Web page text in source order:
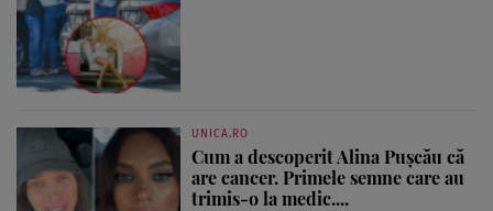
UNICA.RO
Cum a descoperit Alina Pușcău că
are cancer. Primele semne care au
trimis-o la medic....